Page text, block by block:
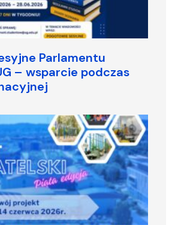
Parlamentu
– wsparcie podczas